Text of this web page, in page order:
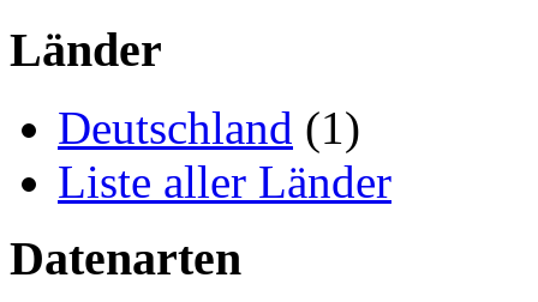
Länder
Deutschland (1)
Liste aller Länder
Datenarten